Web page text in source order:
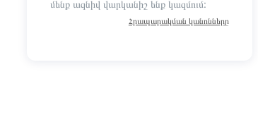
մենք ազնիվ վարկանիշ ենք կազմում:
Հրապարակման կանոնները